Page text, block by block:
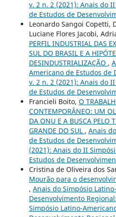
v. 2 n. 2 (2021): Anais do
de Estudos de
Leonardo Sangoi Copetti,
Luciane Flores Jacobi,
PERFIL INDUSTRIAL DAS
SUL DO BRASIL E A
DESINDUSTRIALIZAÇÃO ,
Americano de Estudos de
v. 2 n. 2 (2021): Anais do
de Estudos de
Francieli Boito, O
CONTEMPORÂNEO: UM
DA ONU E A BUSCA PELO
GRANDE DO SUL , Anais
de Estudos de
(2021): Anais do II
Estudos de
Cristina de Oliveira dos
Mourão para o
, Anais do Simpósio
Desenvolvimento
Simpósio Latino-